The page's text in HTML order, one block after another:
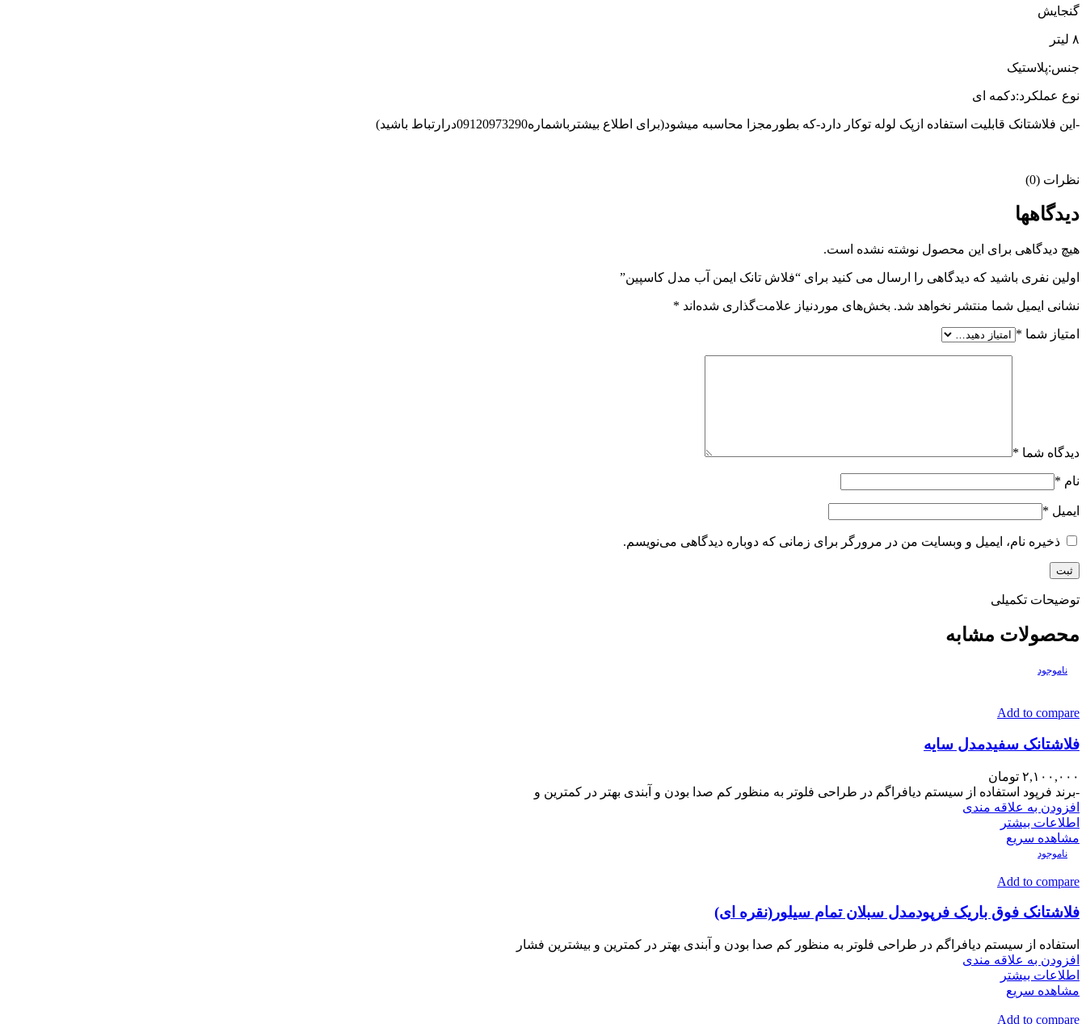
گنجایش
۸ لیتر
جنس:پلاستیک
نوع عملکرد:دکمه ای
-این فلاشتانک قابلیت استفاده ازپک لوله توکار دارد-که بطورمجزا محاسبه میشود(برای اطلاع بیشترباشماره09120973290درارتباط باشید)
نظرات (0)
دیدگاهها
هیچ دیدگاهی برای این محصول نوشته نشده است.
اولین نفری باشید که دیدگاهی را ارسال می کنید برای “فلاش تانک ایمن آب مدل کاسپین”
نشانی ایمیل شما منتشر نخواهد شد. بخش‌های موردنیاز علامت‌گذاری شده‌اند *
امتیاز شما *
دیدگاه شما *
نام *
ایمیل *
ذخیره نام، ایمیل و وبسایت من در مرورگر برای زمانی که دوباره دیدگاهی می‌نویسم.
توضیحات تکمیلی
محصولات مشابه
ناموجود
Add to compare
فلاشتانک سفیدمدل سایه
۲,۱۰۰,۰۰۰ تومان
-برند فرپود استفاده از سیستم دیافراگم در طراحی فلوتر به منظور کم صدا بودن و آبندی بهتر در کمترین و
افزودن به علاقه مندی
اطلاعات بیشتر
مشاهده سریع
ناموجود
Add to compare
فلاشتانک فوق باریک فرپودمدل سبلان تمام سیلور(نقره ای)
استفاده از سیستم دیافراگم در طراحی فلوتر به منظور کم صدا بودن و آبندی بهتر در کمترین و بیشترین فشار
افزودن به علاقه مندی
اطلاعات بیشتر
مشاهده سریع
Add to compare